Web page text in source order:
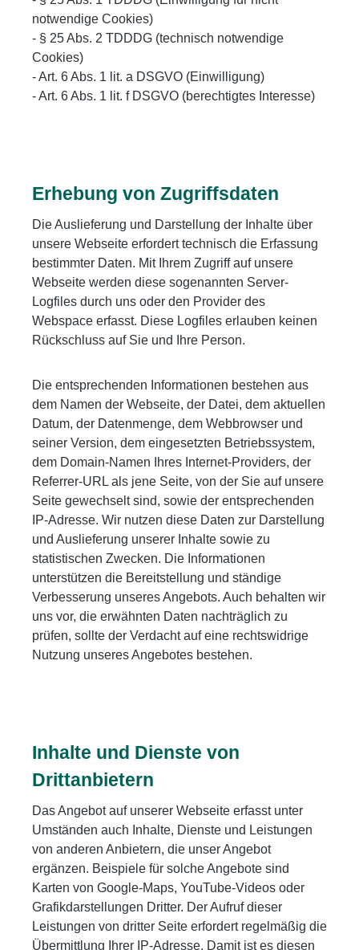
notwendige Cookies)
- § 25 Abs. 2 TDDDG (technisch notwendige
Cookies)
- Art. 6 Abs. 1 lit. a DSGVO (Einwilligung)
- Art. 6 Abs. 1 lit. f DSGVO (berechtigtes Interesse)
Erhebung von Zugriffsdaten
Die Auslieferung und Darstellung der Inhalte über
unsere Webseite erfordert technisch die Erfassung
bestimmter Daten. Mit Ihrem Zugriff auf unsere
Webseite werden diese sogenannten Server-
Logfiles durch uns oder den Provider des
Webspace erfasst. Diese Logfiles erlauben keinen
Rückschluss auf Sie und Ihre Person.
Die entsprechenden Informationen bestehen aus
dem Namen der Webseite, der Datei, dem aktuellen
Datum, der Datenmenge, dem Webbrowser und
seiner Version, dem eingesetzten Betriebssystem,
dem Domain-Namen Ihres Internet-Providers, der
Referrer-URL als jene Seite, von der Sie auf unsere
Seite gewechselt sind, sowie der entsprechenden
IP-Adresse. Wir nutzen diese Daten zur Darstellung
und Auslieferung unserer Inhalte sowie zu
statistischen Zwecken. Die Informationen
unterstützen die Bereitstellung und ständige
Verbesserung unseres Angebots. Auch behalten wir
uns vor, die erwähnten Daten nachträglich zu
prüfen, sollte der Verdacht auf eine rechtswidrige
Nutzung unseres Angebotes bestehen.
Inhalte und Dienste von
Drittanbietern
Das Angebot auf unserer Webseite erfasst unter
Umständen auch Inhalte, Dienste und Leistungen
von anderen Anbietern, die unser Angebot
ergänzen. Beispiele für solche Angebote sind
Karten von Google-Maps, YouTube-Videos oder
Grafikdarstellungen Dritter. Der Aufruf dieser
Leistungen von dritter Seite erfordert regelmäßig die
Übermittlung Ihrer IP-Adresse. Damit ist es diesen